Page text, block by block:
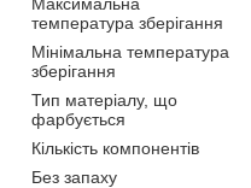
температура зберігання
Мінімальна температура
зберігання
Тип матеріалу, що
фарбується
Кількість компонентів
Без запаху